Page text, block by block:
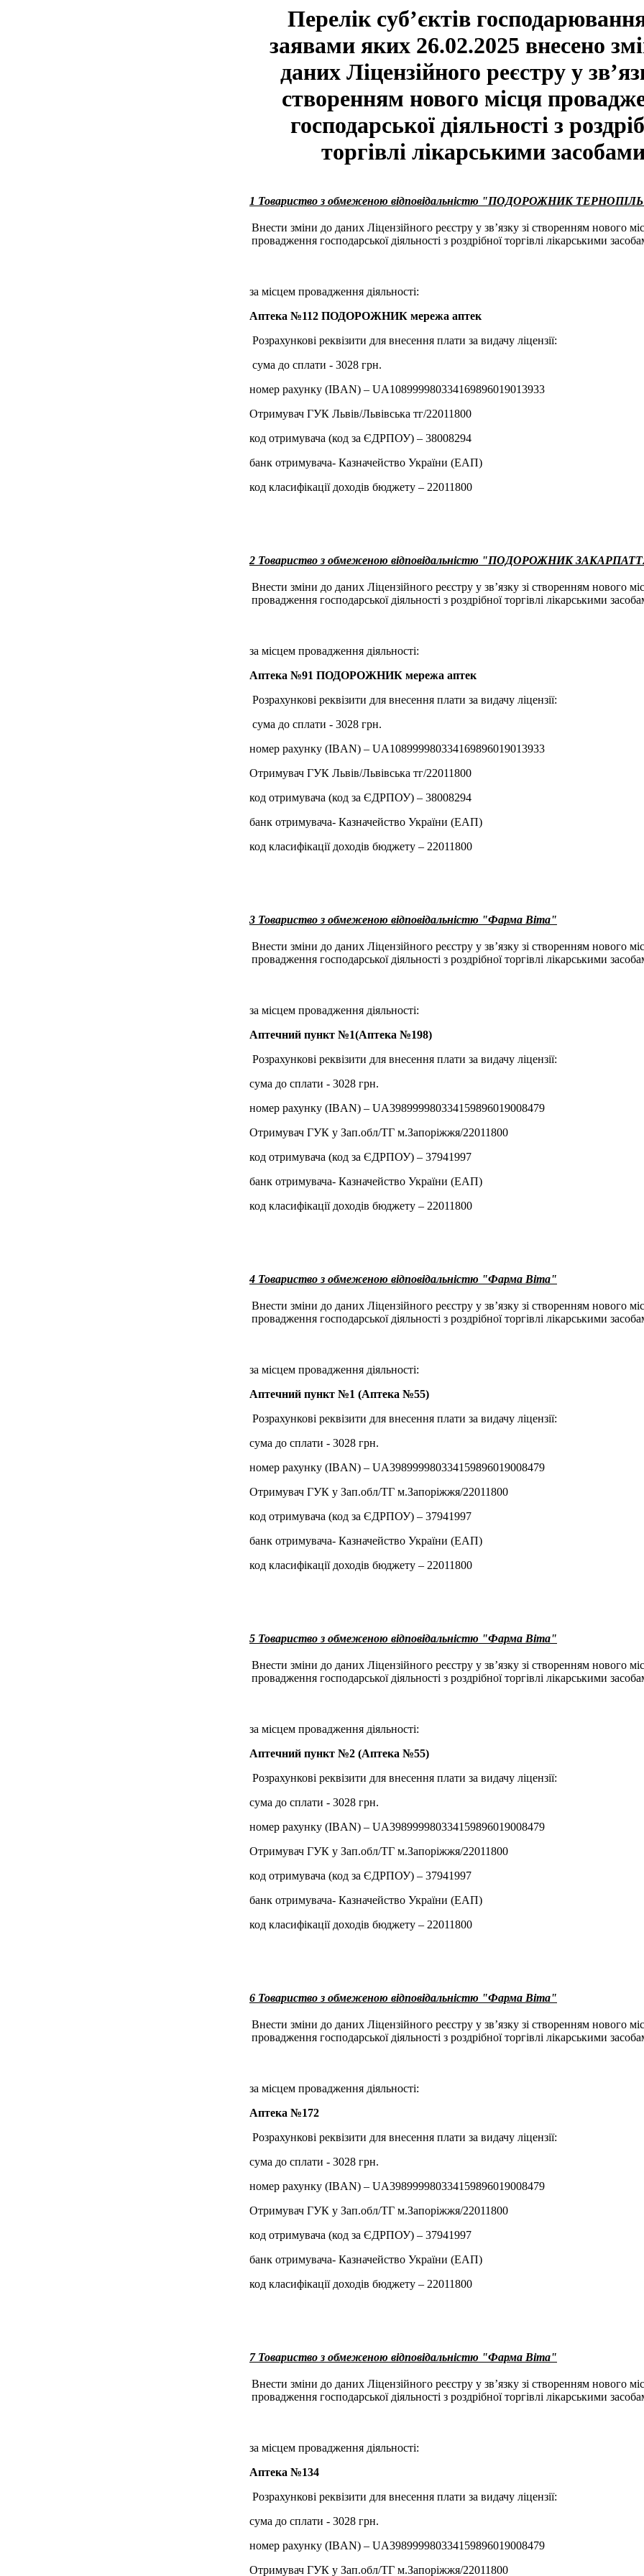
Перелік суб’єктів
заявами яких 26.02.2025 внесено
даних Ліцензійного реєстру у
створенням нового місця
господарської діяльності з
торгівлі лікарськими
1 Товариство з обмеженою відповідальністю "ПОДОРОЖНИК
Внести зміни до даних Ліцензійного реєстру у зв’язку зі створенням нового
провадження господарської діяльності з роздрібної торгівлі лікарськими
за місцем провадження діяльності:
Аптека №112 ПОДОРОЖНИК мережа аптек
Розрахункові реквізити для внесення плати за видачу ліцензії:
сума до сплати - 3028 грн.
номер рахунку (IBAN) – UA108999980334169896019013933
Отримувач ГУК Львiв/Львівська тг/22011800
код отримувача (код за ЄДРПОУ) – 38008294
банк отримувача- Казначейство України (ЕАП)
код класифікації доходів бюджету – 22011800
2 Товариство з обмеженою відповідальністю "ПОДОРОЖНИК
Внести зміни до даних Ліцензійного реєстру у зв’язку зі створенням нового
провадження господарської діяльності з роздрібної торгівлі лікарськими
за місцем провадження діяльності:
Аптека №91 ПОДОРОЖНИК мережа аптек
Розрахункові реквізити для внесення плати за видачу ліцензії:
сума до сплати - 3028 грн.
номер рахунку (IBAN) – UA108999980334169896019013933
Отримувач ГУК Львiв/Львівська тг/22011800
код отримувача (код за ЄДРПОУ) – 38008294
банк отримувача- Казначейство України (ЕАП)
код класифікації доходів бюджету – 22011800
3 Товариство з обмеженою відповідальністю "Фарма Віта"
Внести зміни до даних Ліцензійного реєстру у зв’язку зі створенням нового
провадження господарської діяльності з роздрібної торгівлі лікарськими
за місцем провадження діяльності:
Аптечний пункт №1(Аптека №198)
Розрахункові реквізити для внесення плати за видачу ліцензії:
сума до сплати - 3028 грн.
номер рахунку (IBAN) – UA398999980334159896019008479
Отримувач ГУК у Зап.обл/ТГ м.Запорiжжя/22011800
код отримувача (код за ЄДРПОУ) – 37941997
банк отримувача- Казначейство України (ЕАП)
код класифікації доходів бюджету – 22011800
4 Товариство з обмеженою відповідальністю "Фарма Віта"
Внести зміни до даних Ліцензійного реєстру у зв’язку зі створенням нового
провадження господарської діяльності з роздрібної торгівлі лікарськими
за місцем провадження діяльності:
Аптечний пункт №1 (Аптека №55)
Розрахункові реквізити для внесення плати за видачу ліцензії:
сума до сплати - 3028 грн.
номер рахунку (IBAN) – UA398999980334159896019008479
Отримувач ГУК у Зап.обл/ТГ м.Запорiжжя/22011800
код отримувача (код за ЄДРПОУ) – 37941997
банк отримувача- Казначейство України (ЕАП)
код класифікації доходів бюджету – 22011800
5 Товариство з обмеженою відповідальністю "Фарма Віта"
Внести зміни до даних Ліцензійного реєстру у зв’язку зі створенням нового
провадження господарської діяльності з роздрібної торгівлі лікарськими
за місцем провадження діяльності:
Аптечний пункт №2 (Аптека №55)
Розрахункові реквізити для внесення плати за видачу ліцензії:
сума до сплати - 3028 грн.
номер рахунку (IBAN) – UA398999980334159896019008479
Отримувач ГУК у Зап.обл/ТГ м.Запорiжжя/22011800
код отримувача (код за ЄДРПОУ) – 37941997
банк отримувача- Казначейство України (ЕАП)
код класифікації доходів бюджету – 22011800
6 Товариство з обмеженою відповідальністю "Фарма Віта"
Внести зміни до даних Ліцензійного реєстру у зв’язку зі створенням нового
провадження господарської діяльності з роздрібної торгівлі лікарськими
за місцем провадження діяльності:
Аптека №172
Розрахункові реквізити для внесення плати за видачу ліцензії:
сума до сплати - 3028 грн.
номер рахунку (IBAN) – UA398999980334159896019008479
Отримувач ГУК у Зап.обл/ТГ м.Запорiжжя/22011800
код отримувача (код за ЄДРПОУ) – 37941997
банк отримувача- Казначейство України (ЕАП)
код класифікації доходів бюджету – 22011800
7 Товариство з обмеженою відповідальністю "Фарма Віта"
Внести зміни до даних Ліцензійного реєстру у зв’язку зі створенням нового
провадження господарської діяльності з роздрібної торгівлі лікарськими
за місцем провадження діяльності:
Аптека №134
Розрахункові реквізити для внесення плати за видачу ліцензії:
сума до сплати - 3028 грн.
номер рахунку (IBAN) – UA398999980334159896019008479
Отримувач ГУК у Зап.обл/ТГ м.Запорiжжя/22011800